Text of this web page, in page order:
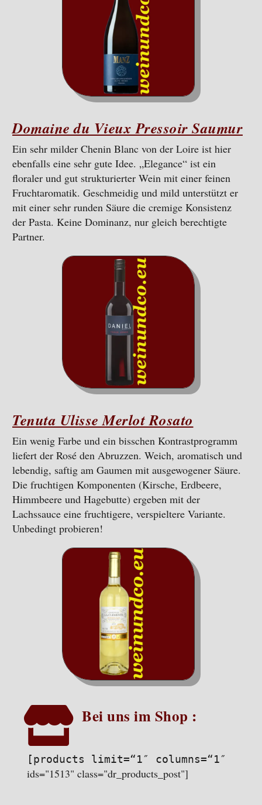
Domaine du Vieux Pressoir Saumur
Ein sehr milder Chenin Blanc von der Loire ist hier
ebenfalls eine sehr gute Idee. „Elegance“ ist ein
floraler und gut strukturierter Wein mit einer feinen
Fruchtaromatik. Geschmeidig und mild unterstützt er
mit einer sehr runden Säure die cremige Konsistenz
der Pasta. Keine Dominanz, nur gleich berechtigte
Partner.
Tenuta Ulisse Merlot Rosato
Ein wenig Farbe und ein bisschen Kontrastprogramm
liefert der Rosé den Abruzzen. Weich, aromatisch und
lebendig, saftig am Gaumen mit ausgewogener Säure.
Die fruchtigen Komponenten (Kirsche, Erdbeere,
Himmbeere und Hagebutte) ergeben mit der
Lachssauce eine fruchtigere, verspieltere Variante.
Unbedingt probieren!
 Bei uns im Shop :
[products limit=“1″ columns=“1″
ids="1513" class="dr_products_post"]